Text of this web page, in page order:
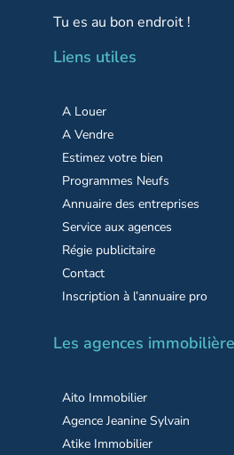
Tu es au bon endroit !
Liens utiles
A Louer
A Vendre
Estimez votre bien
Programmes Neufs
Annuaire des entreprises
Service aux agences
Régie publicitaire
Contact
Inscription à l’annuaire pro
Les agences
Aito Immobilier
Agence Jeanine Sylvain
Atike Immobilier